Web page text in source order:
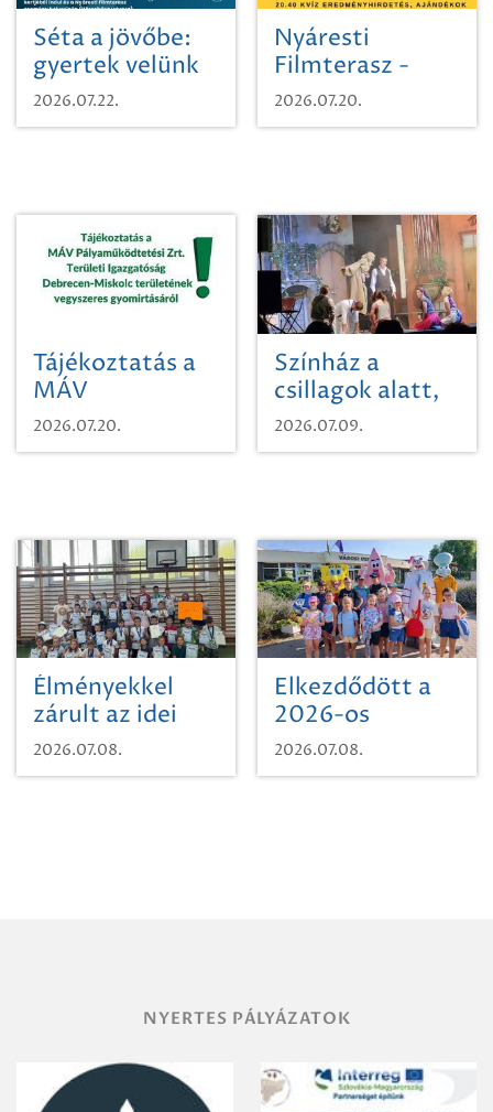
Séta a jövőbe:
gyertek velünk
egy városi
időutazásra!
2026.07.22.
Nyáresti
Filmterasz -
Beugró a
Paradicsomba
2026.07.20.
Tájékoztatás a
MÁV
Pályaműködtetési
Zrt. Területi
területének
vegyszeres
gyomirtásáról
2026.07.20.
Színház a
csillagok alatt,
sikeres nyitány
Szikszón
2026.07.09.
Élményekkel
zárult az idei
sporttábor!
2026.07.08.
Elkezdődött a
2026-os
SpongyaBob
tábor!
2026.07.08.
NYERTES PÁLYÁZATOK